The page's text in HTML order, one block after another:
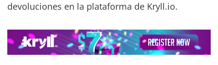
devoluciones en la plataforma de Kryll.io.